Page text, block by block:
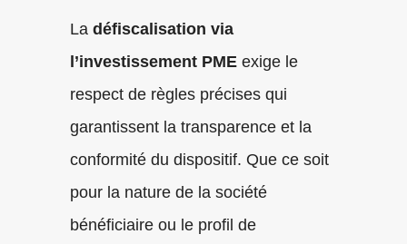
La défiscalisation via
l’investissement PMEexige le
respect de règles précises qui
garantissent la transparence et la
conformité du dispositif. Que ce soit
pour la nature de la société
bénéficiaire ou le profil de